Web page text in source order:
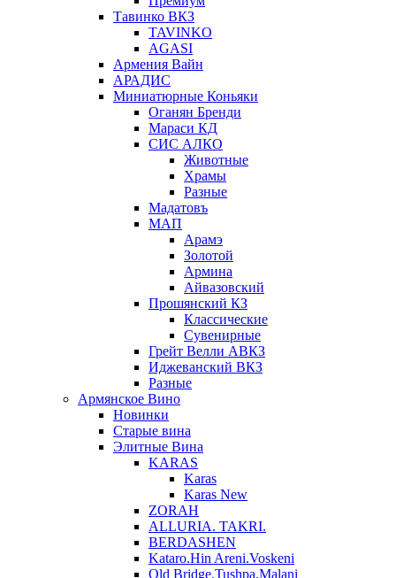
Тавинко ВКЗ
TAVINKO
AGASI
Армения Вайн
АРАДИС
Миниатюрные Коньяки
Оганян Бренди
Мараси КД
СИС АЛКО
Животные
Храмы
Разные
Мадатовъ
МАП
Арамэ
Золотой
Армина
Айвазовский
Прошянский КЗ
Классические
Сувенирные
Грейт Велли АВКЗ
Иджеванский ВКЗ
Разные
Армянское Вино
Новинки
Старые вина
Элитные Вина
KARAS
Karas
Karas New
ZORAH
ALLURIA. TAKRI.
BERDASHEN
Kataro.Hin Areni.Voskeni
Old Bridge.Tushpa.Malani